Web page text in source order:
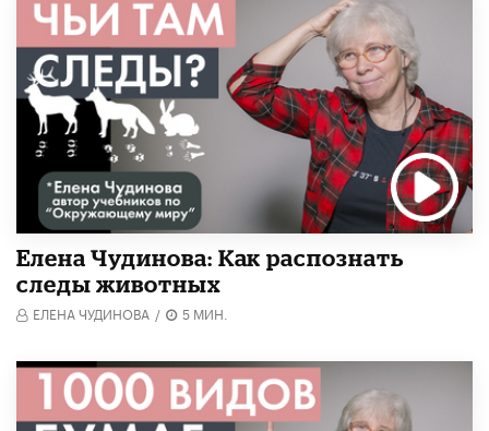
Елена Чудинова: Как распознать
следы животных
ЕЛЕНА ЧУДИНОВА / 5 МИН.